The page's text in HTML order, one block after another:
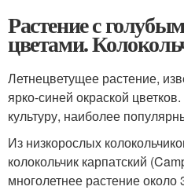
Растение с
цветами.
Летнецветущее растение,
ярко-синей окраской
культуру, наиболее
Из низкорослых
колокольчик карпатский
многолетнее растение около